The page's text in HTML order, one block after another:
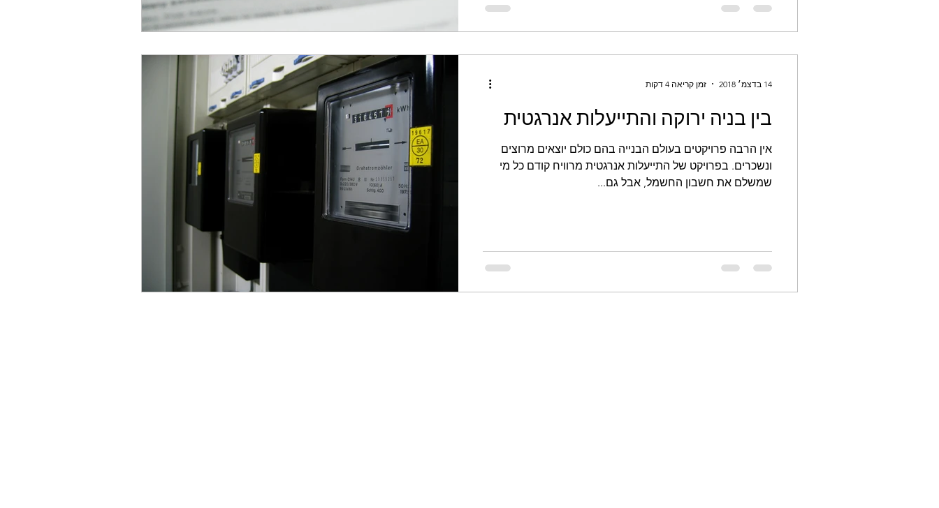
בין בניה ירוקה והתייעלות אנרגטית
אין הרבה פרויקטים בעולם הבנייה בהם כולם יוצאים מרוצים
ונשכרים. בפרויקט של התייעלות אנרגטית מרוויח קודם כל מי
שמשלם את חשבון החשמל, אבל גם...
14 בדצמ׳ 2018 זמן קריאה 4 דקות